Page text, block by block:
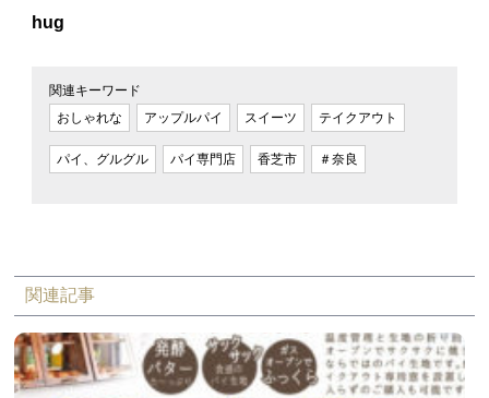
hug
関連キーワード
おしゃれな
アップルパイ スイーツ テイクアウト
パイ、グルグル パイ専門店 香芝市 ＃奈良
関連記事